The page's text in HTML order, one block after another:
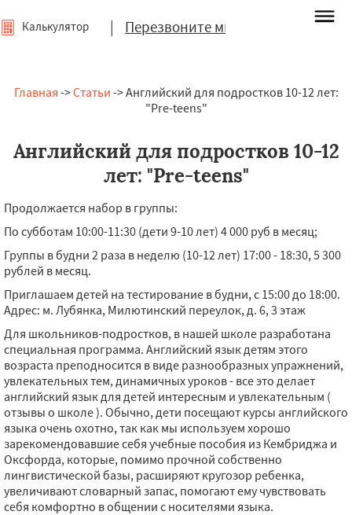
| Перезвоните мне
Калькулятор
Главная ->Статьи -> Английский для подростков 10-12 лет:
"Pre-teens"
Английский для подростков 10-12
лет: "Pre-teens"
Продолжается набор в группы:
По субботам 10:00-11:30 (дети 9-10 лет) 4 000 руб в месяц;
Группы в будни 2 раза в неделю (10-12 лет) 17:00 - 18:30, 5 300
рублей в месяц.
Приглашаем детей на тестирование в будни, с 15:00 до 18:00.
Адрес: м. Лубянка, Милютинский переулок, д. 6, 3 этаж
Для школьников-подростков, в нашей школе разработана
специальная программа. Английский язык детям этого
возраста преподносится в виде разнообразных упражнений,
увлекательных тем, динамичных уроков - все это делает
английский язык для детей интересным и увлекательным (
отзывы о школе ). Обычно, дети посещают курсы английского
языка очень охотно, так как мы используем хорошо
зарекомендовавшие себя учебные пособия из Кембриджа и
Оксфорда, которые, помимо прочной собственно
лингвистической базы, расширяют кругозор ребенка,
увеличивают словарный запас, помогают ему чувствовать
себя комфортно в общении с носителями языка.